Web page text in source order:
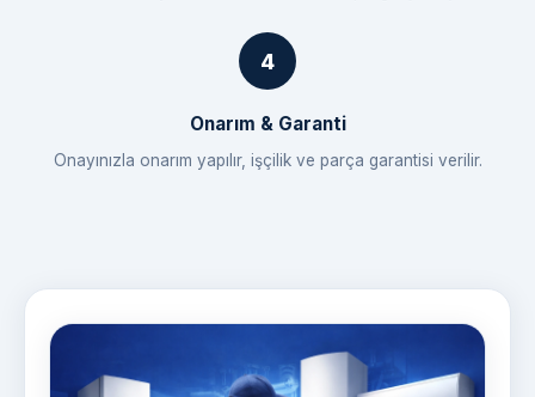
Onarım & Garanti
Onayınızla onarım yapılır, işçilik ve parça garantisi verilir.